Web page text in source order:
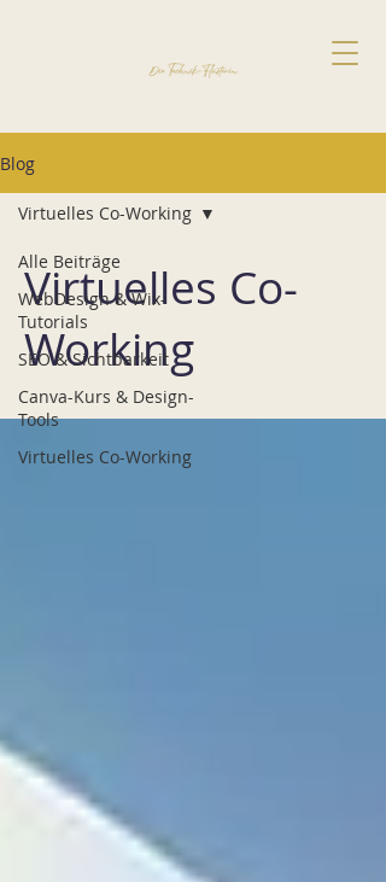
Blog
Alle Beiträge
WebDesign & Wix-
Tutorials
SEO & Sichtbarkeit
Canva-Kurs & Design-
Tools
Virtuelles Co-Working
Virtuelles Co-Working
Virtuelles Co-
Working